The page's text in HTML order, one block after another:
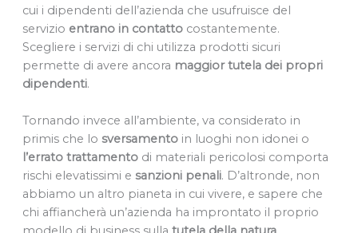
cui i dipendenti dell’azienda che usufruisce del
servizio entrano in contattocostantemente.
Scegliere i servizi di chi utilizza prodotti sicuri
permette di avere ancora maggior tutela dei propri
dipendenti.
Tornando invece all’ambiente, va considerato in
primis che lo sversamentoin luoghi non idonei o
l’errato trattamentodi materiali pericolosi comporta
rischi elevatissimi e sanzioni penali. D’altronde, non
abbiamo un altro pianeta in cui vivere, e sapere che
chi affiancherà un’azienda ha improntato il proprio